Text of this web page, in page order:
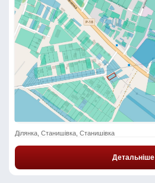
Ділянка, Станишівка, Станишівка
Детальніше